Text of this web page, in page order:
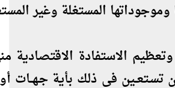
وموجوداتها المستغلة وغير
الاستفادة الاقتصادية
تسـتعــين فى ذلك بأية جـهــات